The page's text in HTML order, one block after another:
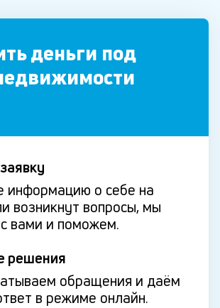
деньги под
информацию о себе на
возникнут вопросы, мы
вами и поможем.
решения
обращения и даём
в режиме онлайн.